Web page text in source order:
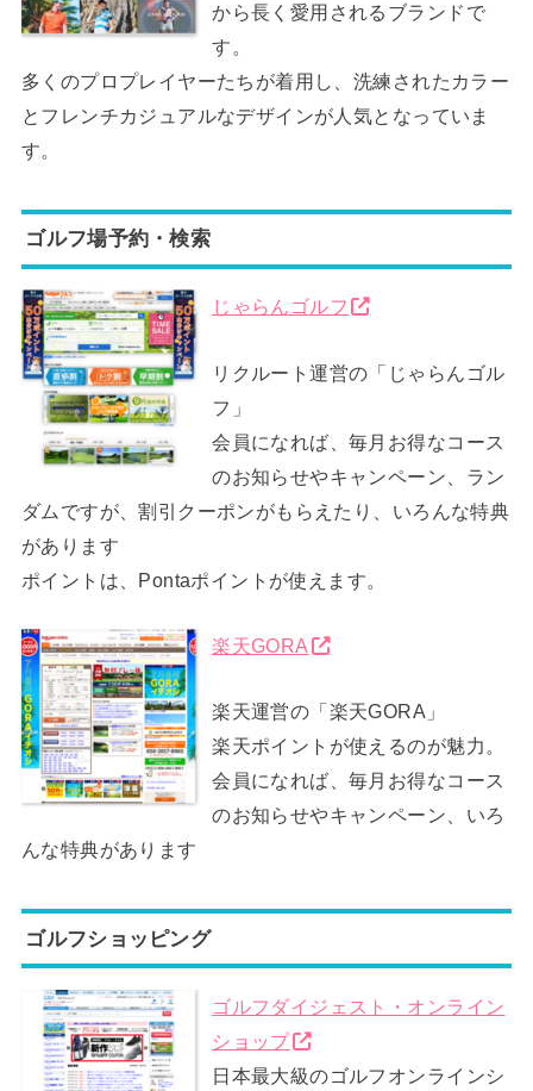
から長く愛用されるブランドで
す。
多くのプロプレイヤーたちが着用し、洗練されたカラー
とフレンチカジュアルなデザインが人気となっていま
す。
ゴルフ場予約・検索
じゃらんゴルフ
リクルート運営の「じゃらんゴル
フ」
会員になれば、毎月お得なコース
のお知らせやキャンペーン、ラン
ダムですが、割引クーポンがもらえたり、いろんな特典
があります
ポイントは、Pontaポイントが使えます。
楽天GORA
楽天運営の「楽天GORA」
楽天ポイントが使えるのが魅力。
会員になれば、毎月お得なコース
のお知らせやキャンペーン、いろ
んな特典があります
ゴルフショッピング
ゴルフダイジェスト・オンライン
ショップ
日本最大級のゴルフオンラインシ